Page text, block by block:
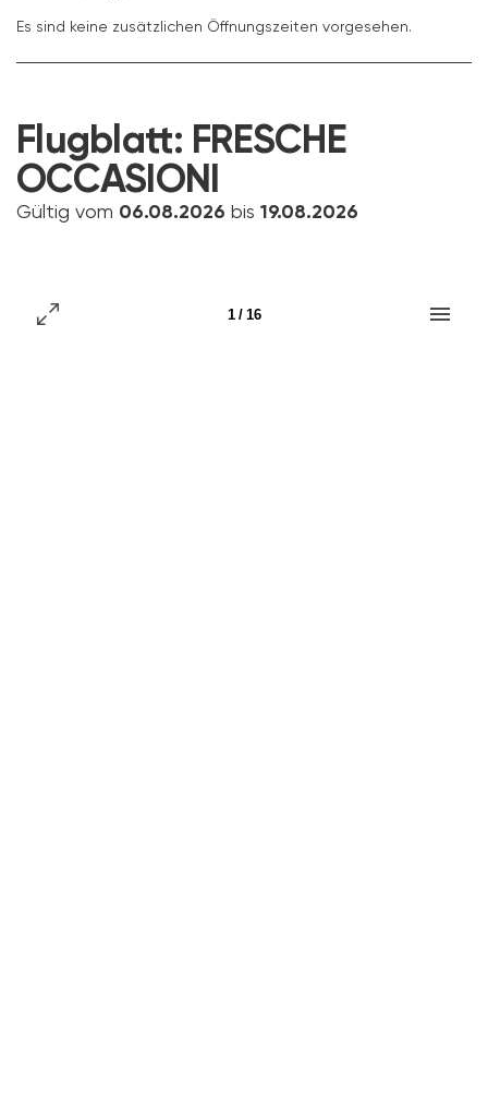
Es sind keine zusätzlichen Öffnungszeiten vorgesehen.
Flugblatt: FRESCHE
OCCASIONI
Gültig vom 06.08.2026 bis 19.08.2026